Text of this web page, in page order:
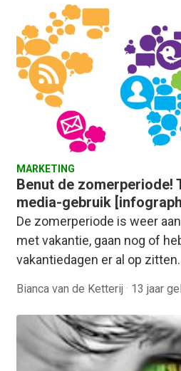
MARKETING
Benut de zomerperiode!
media-gebruik
De zomerperiode is weer
met vakantie, gaan nog of
vakantiedagen er al op
Bianca van de Ketterij · 13 jaar